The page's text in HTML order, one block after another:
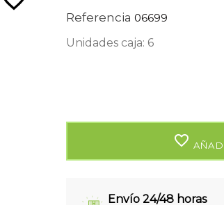
Referencia 06699
Unidades caja: 6
favorite_border
Envío 24/48 horas